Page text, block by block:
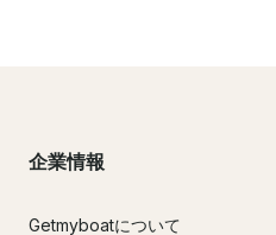
企業情報
Getmyboatについて